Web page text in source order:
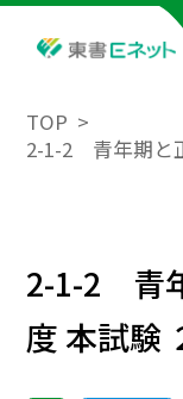
TOP
2-1-2 青年期と
2-1-2 青
度 本試験